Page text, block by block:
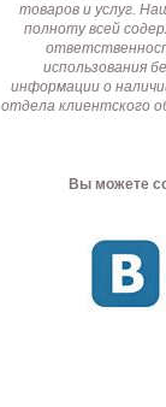
товаров и услуг.
полноту всей
использования
информации о
отдела клиентского
Вы можете